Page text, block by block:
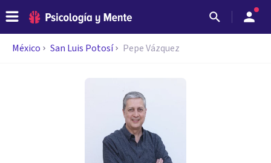
México San Luis Potosí Pepe Vázquez